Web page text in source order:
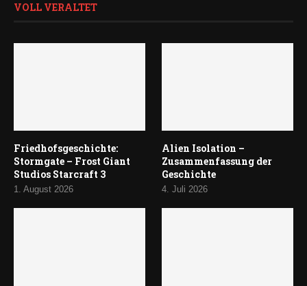
VOLL VERALTET
Friedhofsgeschichte:
Stormgate – Frost Giant
Studios Starcraft 3
1. August 2026
Alien Isolation –
Zusammenfassung der
Geschichte
4. Juli 2026